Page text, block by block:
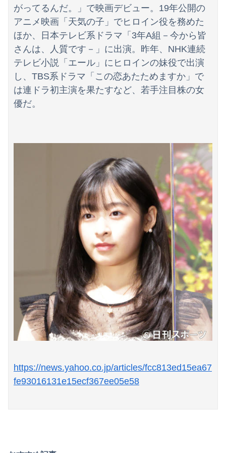
【悲報】ADHDとのお出かけ、大変すぎて終わるｗｗｗｗ
【放送事故】ゴールデンボンバーさん、ライブ中にヤバい観客が乱入する放送事故www
がってるんだ。」で映画デビュー。19年公開の
アニメ映画「天気の子」でヒロイン役を務めた
ほか、日本テレビ系ドラマ「3年A組－今から皆
さんは、人質です－」に出演。昨年、NHK連続
テレビ小説「エール」にヒロインの妹役で出演
し、TBS系ドラマ「この恋あたためますか」で
は連ドラ初主演を果たすなど、若手注目株の女
優だ。
https://news.yahoo.co.jp/articles/fcc813ed15ea67
fe93016131e15ecf367ee05e58